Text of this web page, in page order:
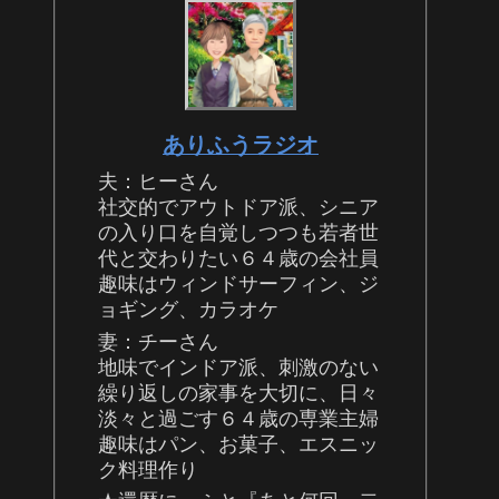
ありふうラジオ
夫：ヒーさん
社交的でアウトドア派、シニア
の入り口を自覚しつつも若者世
代と交わりたい６４歳の会社員
趣味はウィンドサーフィン、ジ
ョギング、カラオケ
妻：チーさん
地味でインドア派、刺激のない
繰り返しの家事を大切に、日々
淡々と過ごす６４歳の専業主婦
趣味はパン、お菓子、エスニッ
ク料理作り